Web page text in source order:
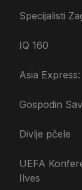
Specijalisti
IQ 160
Asia
Gospodin
Divlje pčele
UEFA
Ilves